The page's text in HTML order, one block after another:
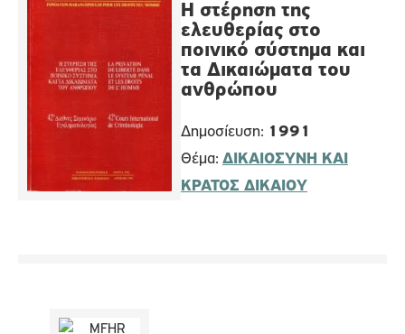
Η στέρηση της
ελευθερίας στo
πoιvικό σύστημα και
τα Δικαιώματα τoυ
αvθρώπoυ
Δημοσίευση: 1991
Θέμα: ΔΙΚΑΙΟΣΥΝΗ ΚΑΙ
ΚΡΑΤΟΣ ΔΙΚΑΙΟΥ